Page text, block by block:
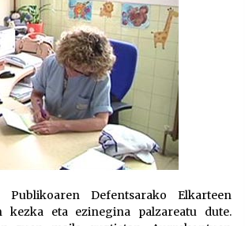
SOINUGELA: Paul McCartney eta
Ringo Starr-en lan berriak
2026/07/03
Defentsarako Elkarteen
kezka eta ezinegina palzareatu dute.